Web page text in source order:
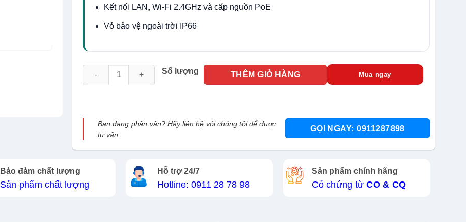
Kết nối LAN, Wi-Fi 2.4GHz và cấp nguồn PoE
Vỏ bảo vệ ngoài trời IP66
Số lượng
Camera Wifi TIANDY TC-H343Nngoài trời 4MP Color Maker & hồng ngoại số lượng
THÊM GIỎ HÀNG Mua ngay
Bạn đang phân vân? Hãy liên hệ với chúng tôi để được
tư vấn
GỌI NGAY: 0911287898
Bảo đảm chất lượng
Sản phẩm chất lượng
Hỗ trợ 24/7
Hotline: 0911 28 78 98
Sản phẩm chính hãng
Có chứng từ CO & CQ